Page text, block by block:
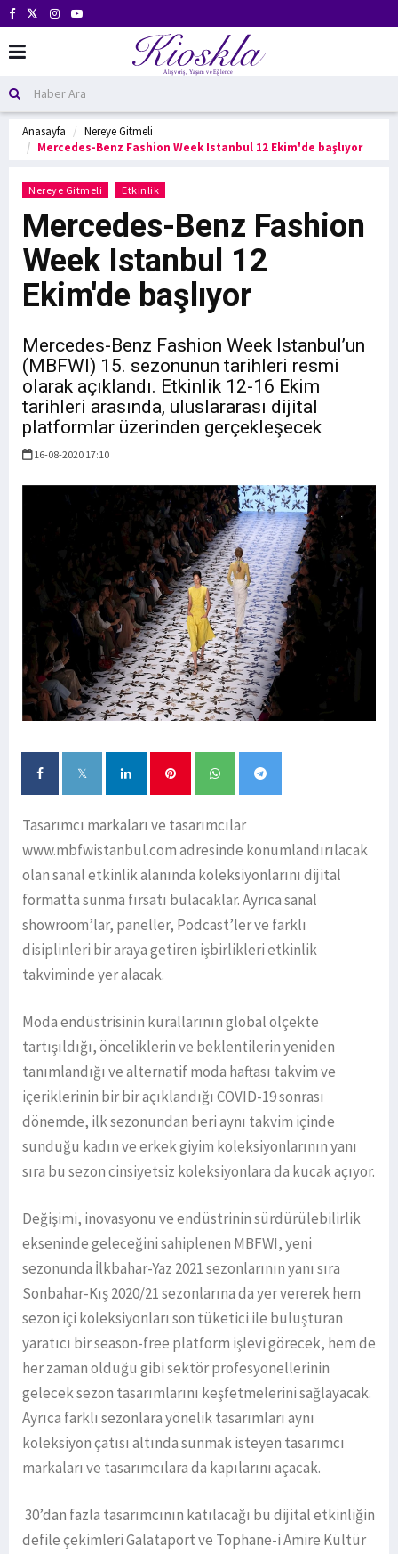
Anasayfa
Nereye Gitmeli
Mercedes-Benz Fashion Week Istanbul 12 Ekim'de başlıyor
Nereye Gitmeli Etkinlik
Mercedes-Benz Fashion
Week Istanbul 12
Ekim'de başlıyor
Mercedes-Benz Fashion Week Istanbul’un
(MBFWI) 15. sezonunun tarihleri resmi
olarak açıklandı. Etkinlik 12-16 Ekim
tarihleri arasında, uluslararası dijital
platformlar üzerinden gerçekleşecek
16-08-2020 17:10
Tasarımcı markaları ve tasarımcılar
www.mbfwistanbul.com adresinde konumlandırılacak
olan sanal etkinlik alanında koleksiyonlarını dijital
formatta sunma fırsatı bulacaklar. Ayrıca sanal
showroom’lar, paneller, Podcast’ler ve farklı
disiplinleri bir araya getiren işbirlikleri etkinlik
takviminde yer alacak.
Moda endüstrisinin kurallarının global ölçekte
tartışıldığı, önceliklerin ve beklentilerin yeniden
tanımlandığı ve alternatif moda haftası takvim ve
içeriklerinin bir bir açıklandığı COVID-19 sonrası
dönemde, ilk sezonundan beri aynı takvim içinde
sunduğu kadın ve erkek giyim koleksiyonlarının yanı
sıra bu sezon cinsiyetsiz koleksiyonlara da kucak açıyor.
Değişimi, inovasyonu ve endüstrinin sürdürülebilirlik
ekseninde geleceğini sahiplenen MBFWI, yeni
sezonunda İlkbahar-Yaz 2021 sezonlarının yanı sıra
Sonbahar-Kış 2020/21 sezonlarına da yer vererek hem
sezon içi koleksiyonları son tüketici ile buluşturan
yaratıcı bir season-free platform işlevi görecek, hem de
her zaman olduğu gibi sektör profesyonellerinin
gelecek sezon tasarımlarını keşfetmelerini sağlayacak.
Ayrıca farklı sezonlara yönelik tasarımları aynı
koleksiyon çatısı altında sunmak isteyen tasarımcı
markaları ve tasarımcılara da kapılarını açacak.
30’dan fazla tasarımcının katılacağı bu dijital etkinliğin
defile çekimleri Galataport ve Tophane-i Amire Kültür